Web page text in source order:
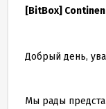
[BitBox]
Добрый день,
Мы рады